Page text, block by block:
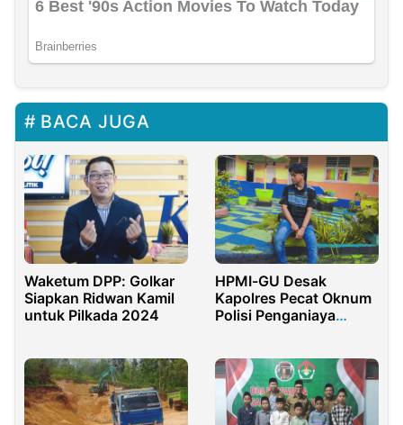
BACA JUGA
Waketum DPP: Golkar
Siapkan Ridwan Kamil
untuk Pilkada 2024
HPMI-GU Desak
Kapolres Pecat Oknum
Polisi Penganiaya